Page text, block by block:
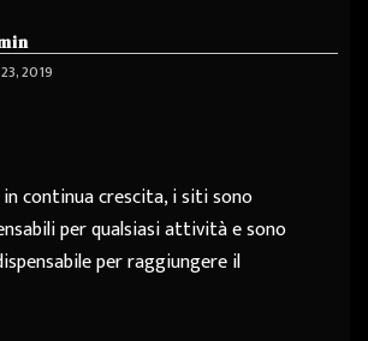
2019
continua crescita, i siti sono
per qualsiasi attività e sono
per raggiungere il